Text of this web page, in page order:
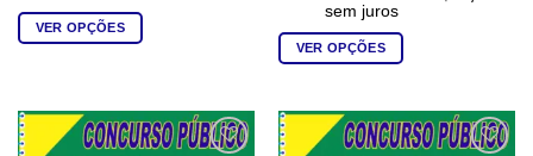
VER OPÇÕES
várias
sem juros
VER OPÇÕES
tem
várias